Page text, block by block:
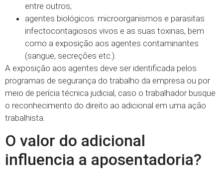
entre outros;
agentes biológicos: microorganismos e parasitas
infectocontagiosos vivos e as suas toxinas, bem
como a exposição aos agentes contaminantes
(sangue, secreções etc.).
A exposição aos agentes deve ser identificada pelos
programas de segurança do trabalho da empresa ou por
meio de perícia técnica judicial, caso o trabalhador busque
o reconhecimento do direito ao adicional em uma ação
trabalhista.
O valor do adicional
influencia a aposentadoria?